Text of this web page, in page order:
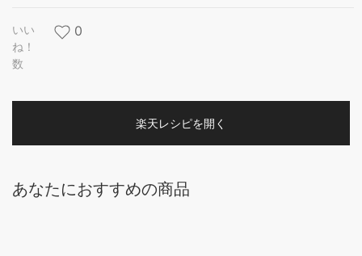
いい
ね！
数
0
楽天レシピを開く
あなたにおすすめの商品